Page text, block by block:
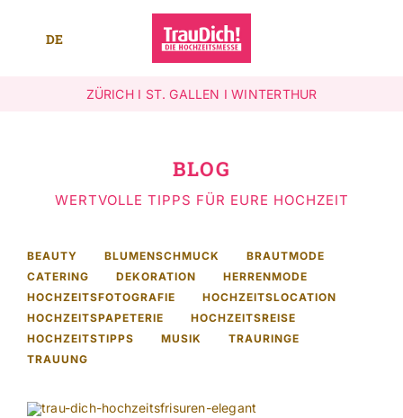
SEARCH
Leichte Sprache
DE
ZÜRICHI ST. GALLEN I WINTERTHUR
BLOG
WERTVOLLE TIPPS FÜR EURE HOCHZEIT
BEAUTY BLUMENSCHMUCK
BRAUTMODE
CATERING
DEKORATION
HERRENMODE
HOCHZEITSFOTOGRAFIE
HOCHZEITSLOCATION
HOCHZEITSPAPETERIE
HOCHZEITSREISE
HOCHZEITSTIPPS
MUSIK
TRAURINGE
TRAUUNG